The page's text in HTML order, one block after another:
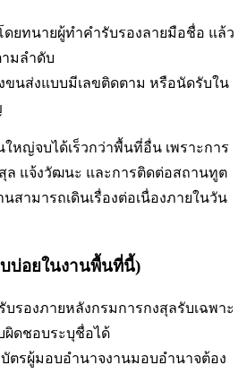
ดยทนายผู้ทำคำรับรองลายมือชื่อ แล้ว
มลำดับ
ขนส่งแบบมีเลขติดตาม หรือนัดรับใน
ใหญ่จบได้เร็วกว่าพื้นที่อื่น เพราะการ
แจ้งวัฒนะ และการติดต่อสถานทูต
สามารถเดินเรื่องต่อเนื่องภายในวัน
บ่อยในงานพื้นที่นี้)
บรองภายหลังกรมการกงสุลรับเฉพาะ
ดชอบระบุชื่อได้
บัตรผู้มอบอำนาจงานมอบอำนาจต้อง